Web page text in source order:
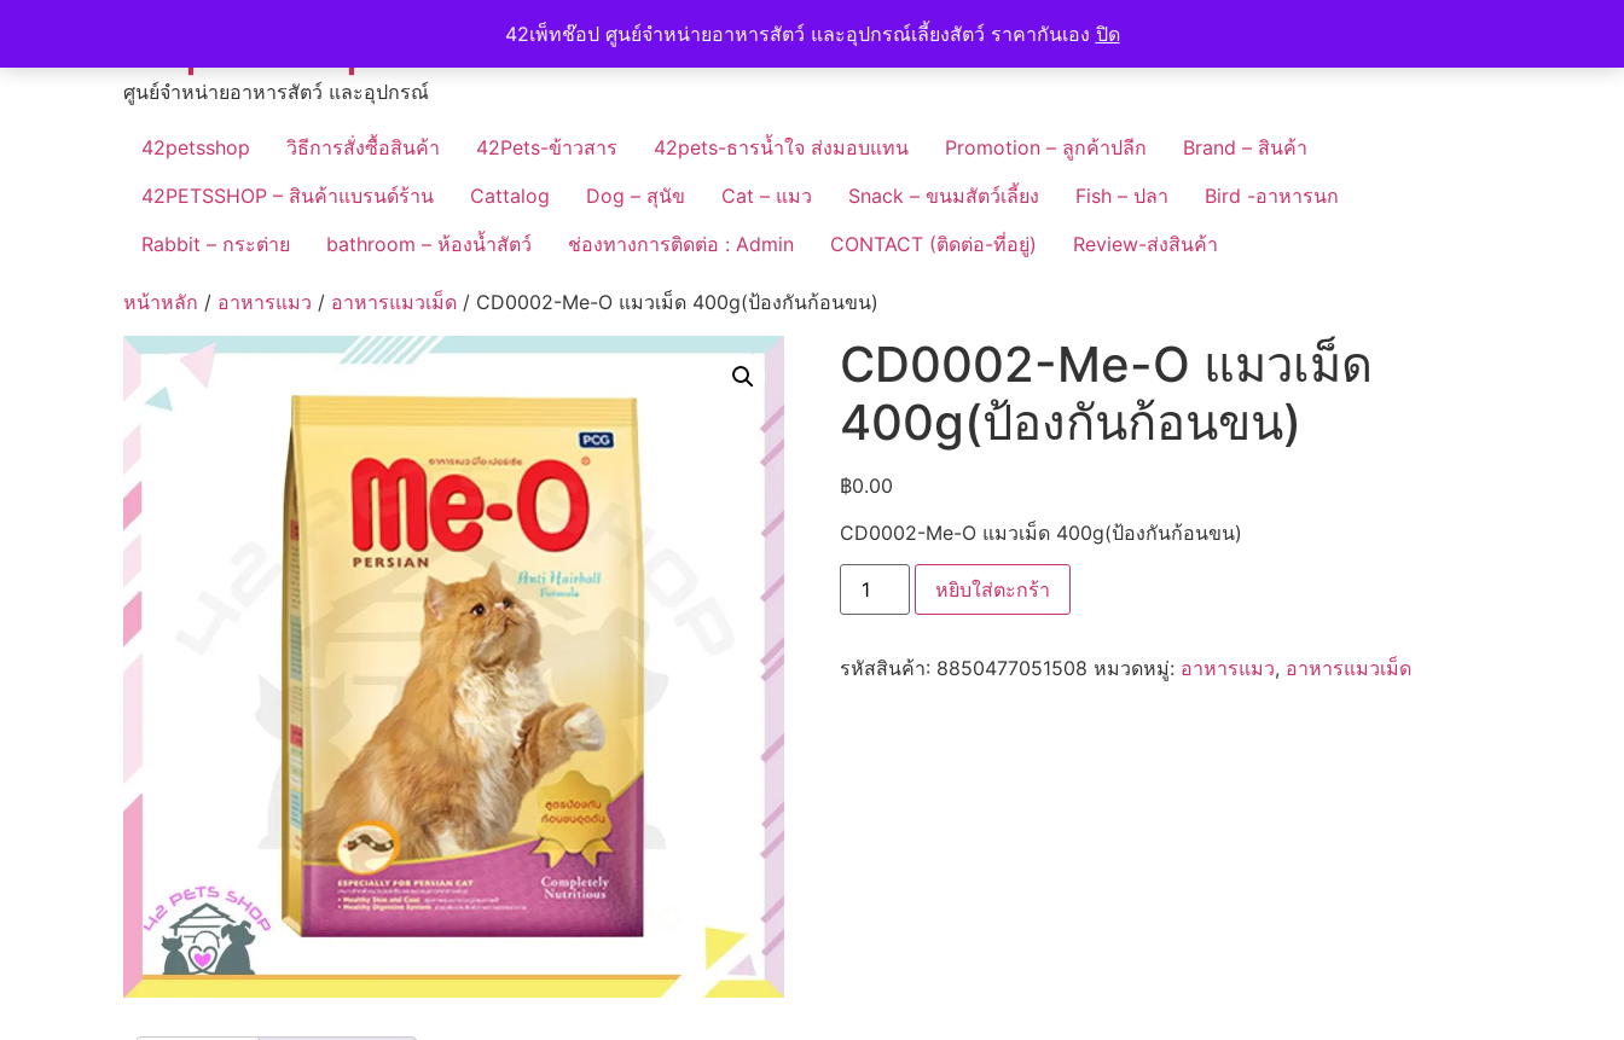
42เพ็ทช๊อป ศูนย์จำหน่ายอาหารสัตว์ และอุปกรณ์เลี้ยงสัตว์ ราคากันเอง ปิด
content
ศูนย์จำหน่ายอาหารสัตว์ และอุปกรณ์
42petsshop วิธีการสั่งซื้อสินค้า 42Pets-ข้าวสาร 42pets-ธารน้ำใจ ส่งมอบแทน Promotion – ลูกค้าปลีก
Brand – สินค้า
42PETSSHOP – สินค้าแบรนด์ร้าน
Cattalog Dog – สุนัข Cat – แมว Snack – ขนมสัตว์เลี้ยง Fish – ปลา
Bird -อาหารนก
Rabbit – กระต่าย
bathroom – ห้องน้ำสัตว์ ช่องทางการติดต่อ : Admin CONTACT (ติดต่อ-ที่อยู่) Review-ส่งสินค้า
หน้าหลัก / อาหารแมว / อาหารแมวเม็ด / CD0002-Me-O แมวเม็ด 400g(ป้องกันก้อนขน)
CD0002-Me-O แมวเม็ด
400g(ป้องกันก้อนขน)
฿0.00
CD0002-Me-O แมวเม็ด 400g(ป้องกันก้อนขน)
จำนวน
CD0002-
Me-
เม็ด
หยิบใส่ตะกร้า
รหัสสินค้า: 8850477051508 หมวดหมู่: อาหารแมว, อาหารแมวเม็ด